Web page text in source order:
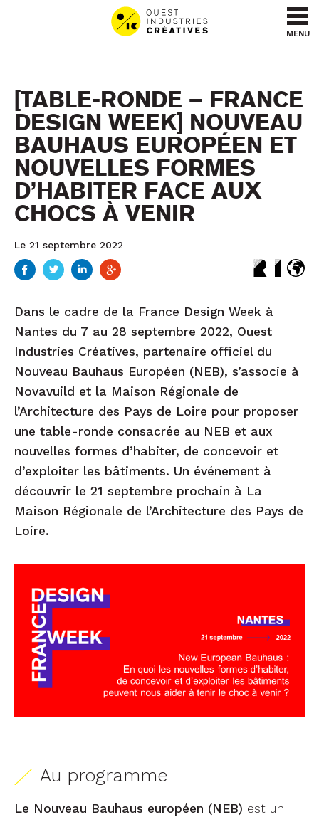
Aller au menu
Aller au contenu
MENU
[TABLE-RONDE – FRANCE
DESIGN WEEK] NOUVEAU
BAUHAUS EUROPÉEN ET
NOUVELLES FORMES
D’HABITER FACE AUX
CHOCS À VENIR
Le 21 septembre 2022
Dans le cadre de la France Design Week à
Nantes du 7 au 28 septembre 2022, Ouest
Industries Créatives, partenaire officiel du
Nouveau Bauhaus Européen (NEB), s’associe à
Novavuild et la Maison Régionale de
l’Architecture des Pays de Loire pour proposer
une table-ronde consacrée au NEB et aux
nouvelles formes d’habiter, de concevoir et
d’exploiter les bâtiments. Un événement à
découvrir le 21 septembre prochain à La
Maison Régionale de l’Architecture des Pays de
Loire.
Au programme
Le Nouveau Bauhaus européen (NEB) est un